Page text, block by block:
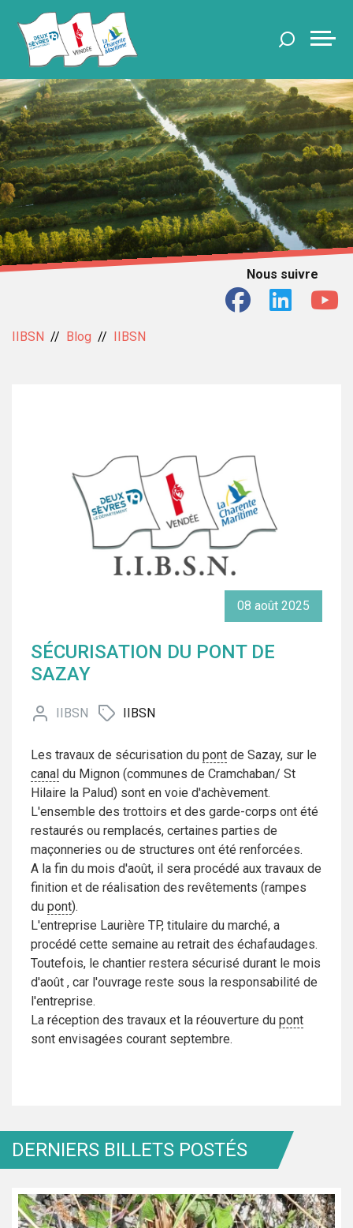
Nous suivre
IIBSN Blog IIBSN
08 août 2025
SÉCURISATION DU PONT DE
SAZAY
IIBSN IIBSN
Les travaux de sécurisation du pont de Sazay, sur le
canal du Mignon (communes de Cramchaban/ St
Hilaire la Palud) sont en voie d'achèvement.
L'ensemble des trottoirs et des garde-corps ont été
restaurés ou remplacés, certaines parties de
maçonneries ou de structures ont été renforcées.
A la fin du mois d'août, il sera procédé aux travaux de
finition et de réalisation des revêtements (rampes
du pont).
L'entreprise Laurière TP, titulaire du marché, a
procédé cette semaine au retrait des échafaudages.
Toutefois, le chantier restera sécurisé durant le mois
d'août , car l'ouvrage reste sous la responsabilité de
l'entreprise.
La réception des travaux et la réouverture du pont
sont envisagées courant septembre.
DERNIERS BILLETS POSTÉS